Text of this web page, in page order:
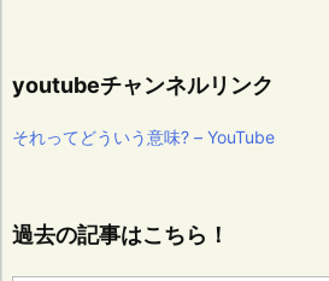
youtubeチャンネルリンク
それってどういう意味? – YouTube
過去の記事はこちら！